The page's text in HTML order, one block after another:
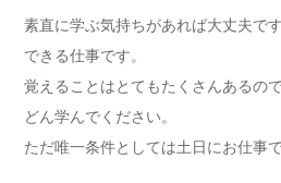
素直に学ぶ気持ちがあれば大丈夫で
できる仕事です。
覚えることはとてもたくさんあるの
どん学んでください。
ただ唯一条件としては土日にお仕事で